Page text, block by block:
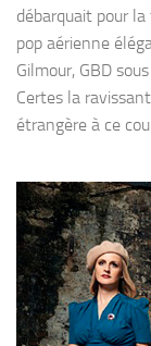
débarquait pour
pop aérienne
Gilmour, GBD
Certes la
étrangère à ce